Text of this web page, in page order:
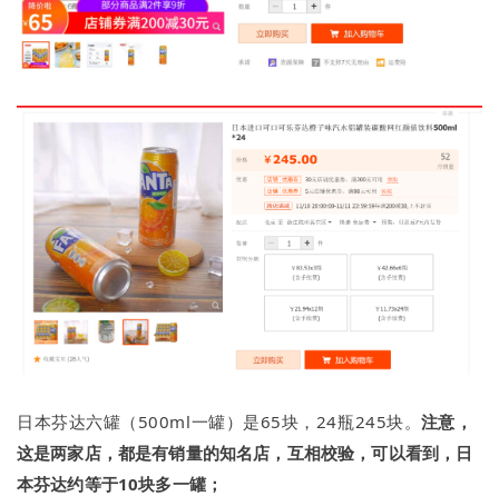
日本芬达六罐（500ml一罐）是65块，24瓶245块。注意，
这是两家店，都是有销量的知名店，互相校验，可以看到，日
本芬达约等于10块多一罐；